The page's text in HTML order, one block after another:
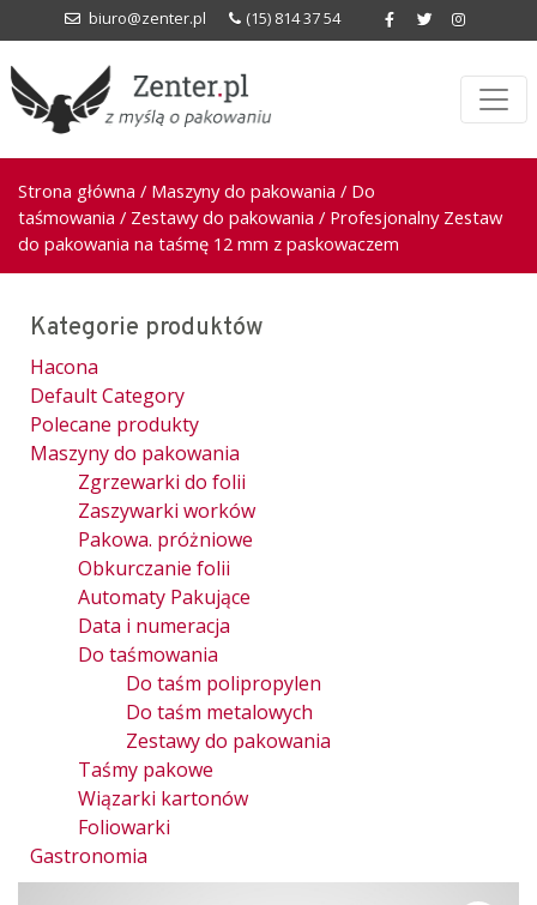
biuro@zenter.pl (15) 814 37 54
Strona główna / Maszyny do pakowania / Do
taśmowania / Zestawy do pakowania / Profesjonalny Zestaw
do pakowania na taśmę 12 mm z paskowaczem
Kategorie produktów
Hacona
Default Category
Polecane produkty
Maszyny do pakowania
Zgrzewarki do folii
Zaszywarki worków
Pakowa. próżniowe
Obkurczanie folii
Automaty Pakujące
Data i numeracja
Do taśmowania
Do taśm polipropylen
Do taśm metalowych
Zestawy do pakowania
Taśmy pakowe
Wiązarki kartonów
Foliowarki
Gastronomia